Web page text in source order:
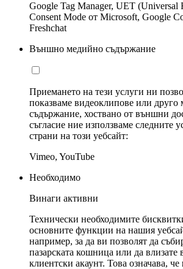
Google Tag Manager, UET (Universal
Consent Mode от Microsoft, Google
Freshchat
Външно медийно съдържание
Приемането на тези услуги ни
показваме видеоклипове или друго
съдържание, хоствано от външни
съгласие ние използваме следните
страни на този уебсайт:
Vimeo, YouTube
Необходимо
Винаги активни
Технически необходимите
основните функции на нашия
например, за да ви позволят да
пазарската кошница или да влизате
клиентски акаунт. Това означава,